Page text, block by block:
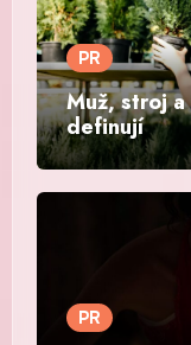
PR
Muž, stroj
definují
PR